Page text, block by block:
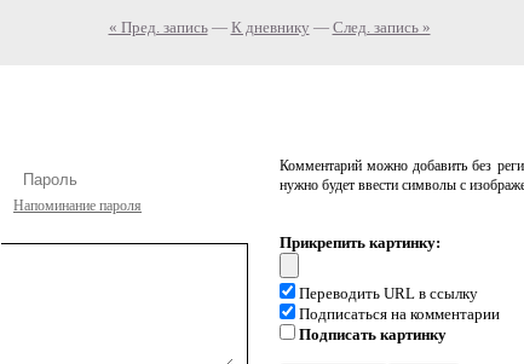
« Пред. запись— К дневнику — След. запись »
Напоминание пароля
Комментарий можно добавить без
нужно будет ввести символы с
Прикрепить картинку:
Переводить URL в ссылку
Подписаться на комментарии
Подписать картинку